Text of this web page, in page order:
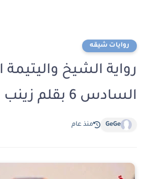
روايات شيقه
رواية الشيخ
السادس 6 بقلم زينب نور
GeGe منذ عام